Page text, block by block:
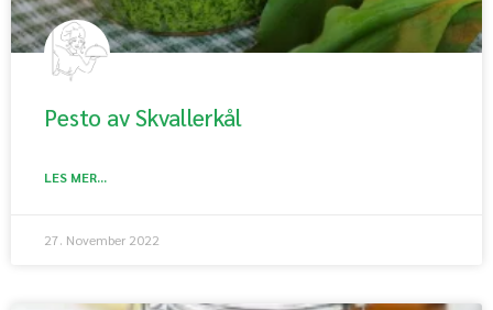
Pesto av Skvallerkål
LES MER...
27. November 2022